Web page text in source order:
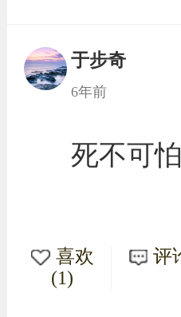
于步奇
6年前
死不可
喜欢
(1)
评